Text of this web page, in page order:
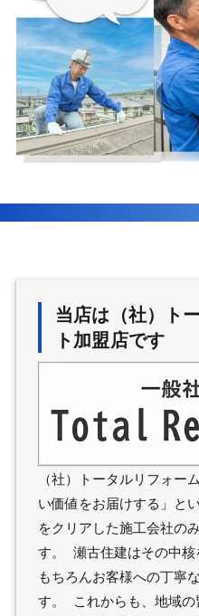
当店は（社）ト
ト加盟店です
（社）トータルリフォー
い価値をお届けする」と
をクリアした施工会社の
す。 瀬古住建はその中核
もちろんお客様への丁寧
す。 これからも、地域の